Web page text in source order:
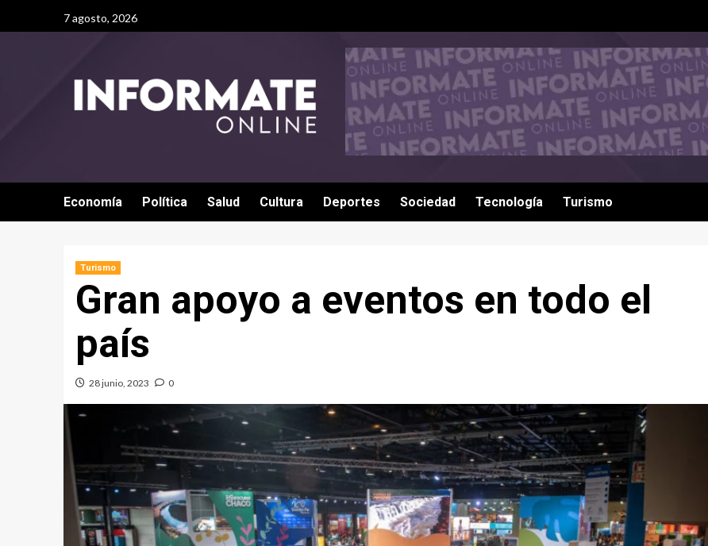
7 agosto, 2026
Economía Política Salud Cultura Deportes Sociedad Tecnología Turismo
Turismo
Gran apoyo a eventos en todo el
país
28 junio, 2023 0